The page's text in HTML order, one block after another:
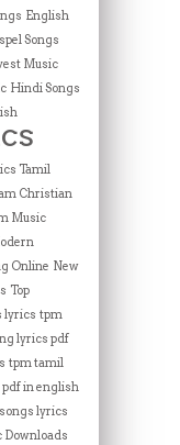
English
Songs
Music
Hindi Songs
Tamil
Christian
Music
Online New
Top
lyrics tpm
lyrics pdf
tpm tamil
in english
lyrics